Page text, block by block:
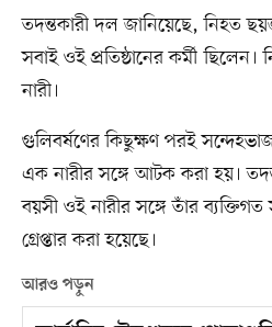
তদন্তকারী দল জানিয়েছে, নিহত
সবাই ওই প্রতিষ্ঠানের কর্মী
নারী।
গুলিবর্ষণের কিছুক্ষণ পরই
এক নারীর সঙ্গে আটক করা হয়।
বয়সী ওই নারীর সঙ্গে তাঁর
গ্রেপ্তার করা হয়েছে।
আরও পড়ুন